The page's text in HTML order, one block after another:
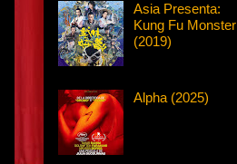
Asia Presenta:
Kung Fu Monster
(2019)
Alpha (2025)